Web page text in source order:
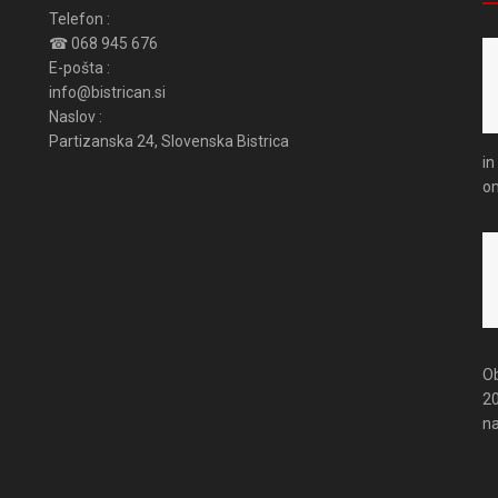
Telefon :
☎ 068 945 676
E-pošta :
info@bistrican.si
Naslov :
Partizanska 24, Slovenska Bistrica
in